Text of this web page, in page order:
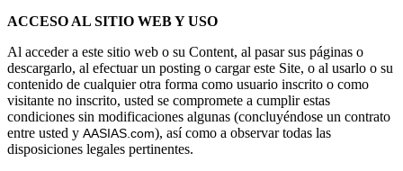
ACCESO AL SITIO WEB Y USO
Al acceder a este sitio web o su Content, al pasar sus páginas o
descargarlo, al efectuar un posting o cargar este Site, o al usarlo o su
contenido de cualquier otra forma como usuario inscrito o como
visitante no inscrito, usted se compromete a cumplir estas
condiciones sin modificaciones algunas (concluyéndose un contrato
entre usted y AASIAS.com), así como a observar todas las
disposiciones legales pertinentes.